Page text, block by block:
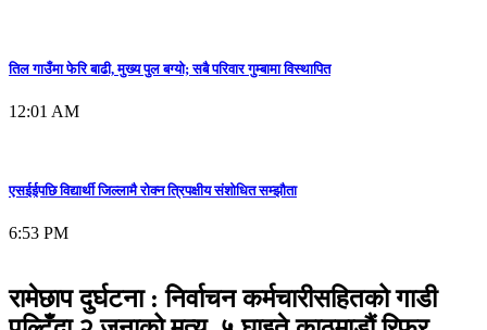
तिल गाउँमा फेरि बाढी, मुख्य पुल बग्यो; सबै परिवार गुम्बामा विस्थापित
12:01 AM
एसईईपछि विद्यार्थी जिल्लामै रोक्न त्रिपक्षीय संशोधित सम्झौता
6:53 PM
रामेछाप दुर्घटना : निर्वाचन कर्मचारीसहितको गाडी